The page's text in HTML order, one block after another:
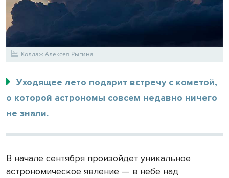
Коллаж Алексея Рыгина
Уходящее лето подарит встречу с кометой,
о которой астрономы совсем недавно ничего
не знали.
В начале сентября произойдет уникальное
астрономическое явление — в небе над